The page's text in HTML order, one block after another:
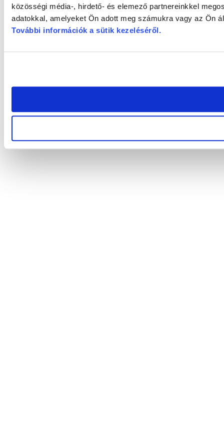
közösségi média-, hirdető- és elemező partnereinkkel
adatokkal, amelyeket Ön adott meg számukra vagy az Ön
További információk a sütik kezeléséről.